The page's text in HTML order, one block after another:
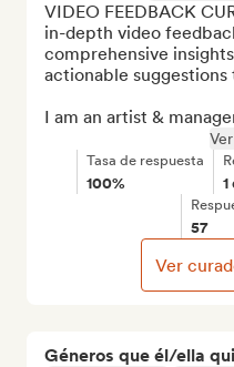
Géneros que él/ella
VIDEO FEEDBACK
in-depth video
comprehensive
actionable
I am an artist &
Tasa de respuesta
100% 1
57
Ver